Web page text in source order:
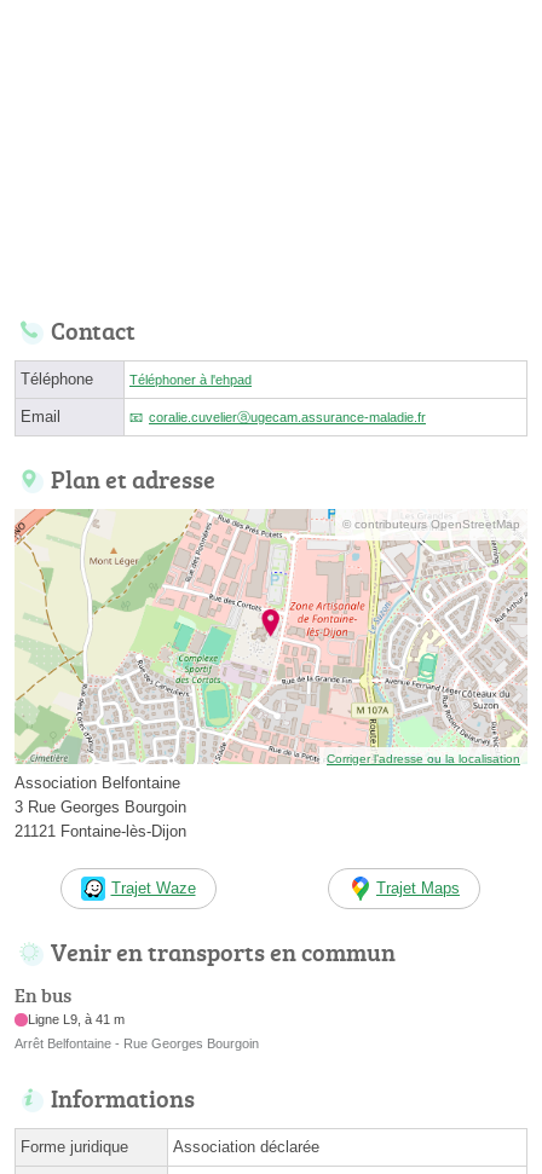
Contact
Téléphone Téléphoner à l'ehpad
Email coralie.cuvelierⓐugecam.assurance-maladie.fr
Plan et adresse
© contributeurs OpenStreetMap
Corriger l’adresse ou la localisation
Association Belfontaine
3 Rue Georges Bourgoin
21121 Fontaine-lès-Dijon
Trajet Waze Trajet Maps
Venir en transports en commun
En bus
Ligne L9, à 41 m
Arrêt Belfontaine - Rue Georges Bourgoin
Informations
Forme juridique Association déclarée